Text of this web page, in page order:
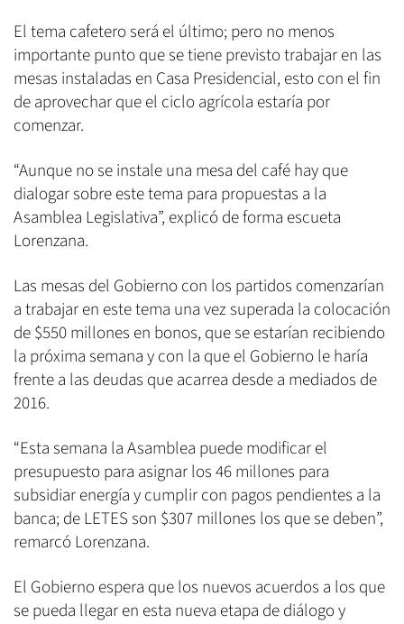
El tema cafetero será el último; pero no menos
importante punto que se tiene previsto trabajar en las
mesas instaladas en Casa Presidencial, esto con el fin
de aprovechar que el ciclo agrícola estaría por
comenzar.
“Aunque no se instale una mesa del café hay que
dialogar sobre este tema para propuestas a la
Asamblea Legislativa”, explicó de forma escueta
Lorenzana.
Las mesas del Gobierno con los partidos comenzarían
a trabajar en este tema una vez superada la colocación
de $550 millones en bonos, que se estarían recibiendo
la próxima semana y con la que el Gobierno le haría
frente a las deudas que acarrea desde a mediados de
2016.
“Esta semana la Asamblea puede modificar el
presupuesto para asignar los 46 millones para
subsidiar energía y cumplir con pagos pendientes a la
banca; de LETES son $307 millones los que se deben”,
remarcó Lorenzana.
El Gobierno espera que los nuevos acuerdos a los que
se pueda llegar en esta nueva etapa de diálogo y